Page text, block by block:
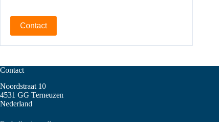
Contact
Contact
Noordstraat 10
4531 GG Terneuzen
Nederland